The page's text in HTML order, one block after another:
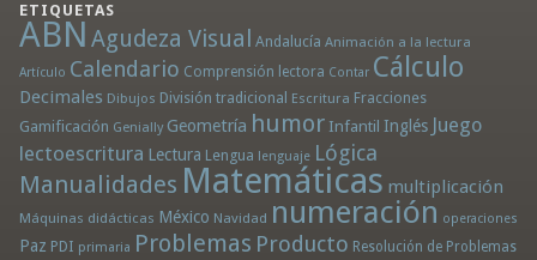
ETIQUETAS
ABN Agudeza Visual Andalucía Animación a la lectura
Artículo Calendario Comprensión lectora Contar Cálculo
Decimales Dibujos División tradicional Escritura Fracciones
Gamificación Genially Geometría humor Infantil Inglés Juego
lectoescritura Lectura Lengua lenguaje Lógica
Manualidades Matemáticas multiplicación
Máquinas didácticas México Navidad numeración operaciones
Paz PDI primaria Problemas Producto Resolución de Problemas